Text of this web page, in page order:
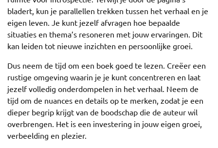
bladert, kun je parallellen trekken tussen het verhaal en je
eigen leven. Je kunt jezelf afvragen hoe bepaalde
situaties en thema’s resoneren met jouw ervaringen. Dit
kan leiden tot nieuwe inzichten en persoonlijke groei.
Dus neem de tijd om een boek goed te lezen. Creëer een
rustige omgeving waarin je je kunt concentreren en laat
jezelf volledig onderdompelen in het verhaal. Neem de
tijd om de nuances en details op te merken, zodat je een
dieper begrip krijgt van de boodschap die de auteur wil
overbrengen. Het is een investering in jouw eigen groei,
verbeelding en plezier.